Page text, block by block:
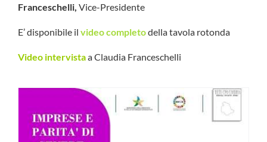
Franceschelli, Vice-Presidente
E’ disponibile il video completodella tavola rotonda
Video intervistaa Claudia Franceschelli